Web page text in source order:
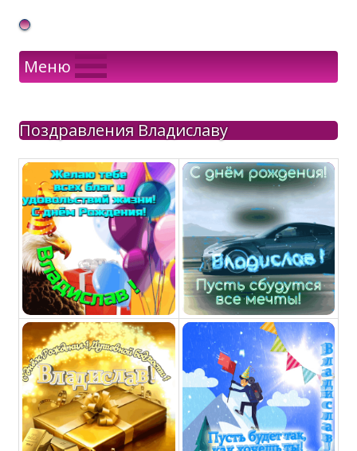
Gif Открытки в подарок
Меню
Поздравления Владиславу